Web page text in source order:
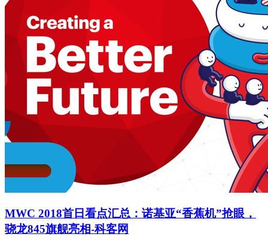
MWC 2018首日看点汇总：诺基亚“香蕉机”抢眼，
骁龙845旗舰亮相-科客网